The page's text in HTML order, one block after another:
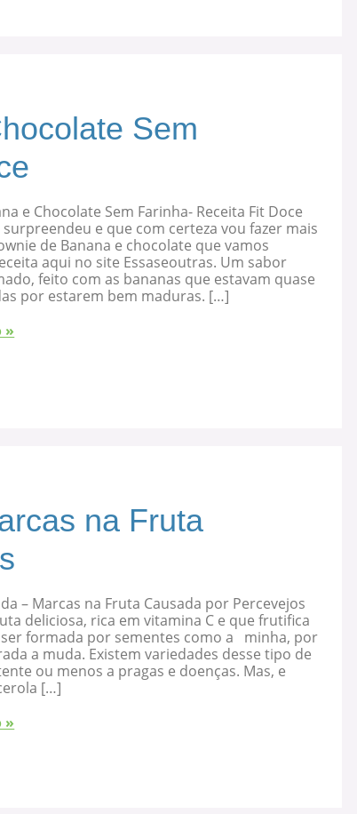
Sem
e Chocolate Sem Farinha- Receita Fit Doce
e que com certeza vou fazer mais
de Banana e chocolate que vamos
aqui no site Essaseoutras. Um sabor
feito com as bananas que estavam quase
por estarem bem maduras. […]
»
na Fruta
– Marcas na Fruta Causada por Percevejos
deliciosa, rica em vitamina C e que frutifica
formada por sementes como a minha, por
a muda. Existem variedades desse tipo de
ou menos a pragas e doenças. Mas, e
[…]
»